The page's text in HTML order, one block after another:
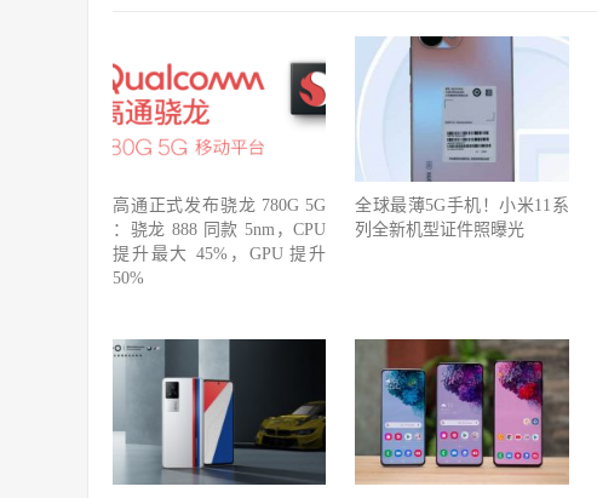
高通正式发布骁龙 780G 5G
：骁龙 888 同款 5nm，CPU
提升最大 45%，GPU 提升
50%
全球最薄5G手机！小米11系
列全新机型证件照曝光